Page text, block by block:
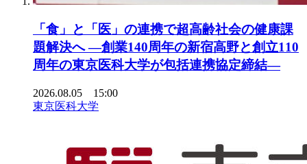
「食」と「医」の連携で超高齢社会の健康課
題解決へ ―創業140周年の新宿高野と創立110
周年の東京医科大学が包括連携協定締結―
2026.08.05 15:00
東京医科大学